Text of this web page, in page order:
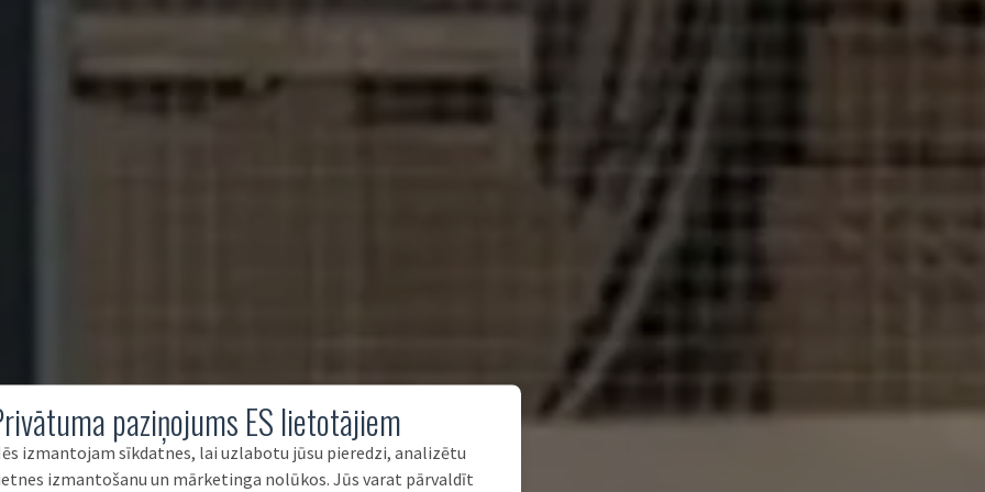
paziņojums ES lietotājiem
izmantojam sīkdatnes, lai uzlabotu jūsu pieredzi, analizētu
izmantošanu un mārketinga nolūkos. Jūs varat pārvaldīt